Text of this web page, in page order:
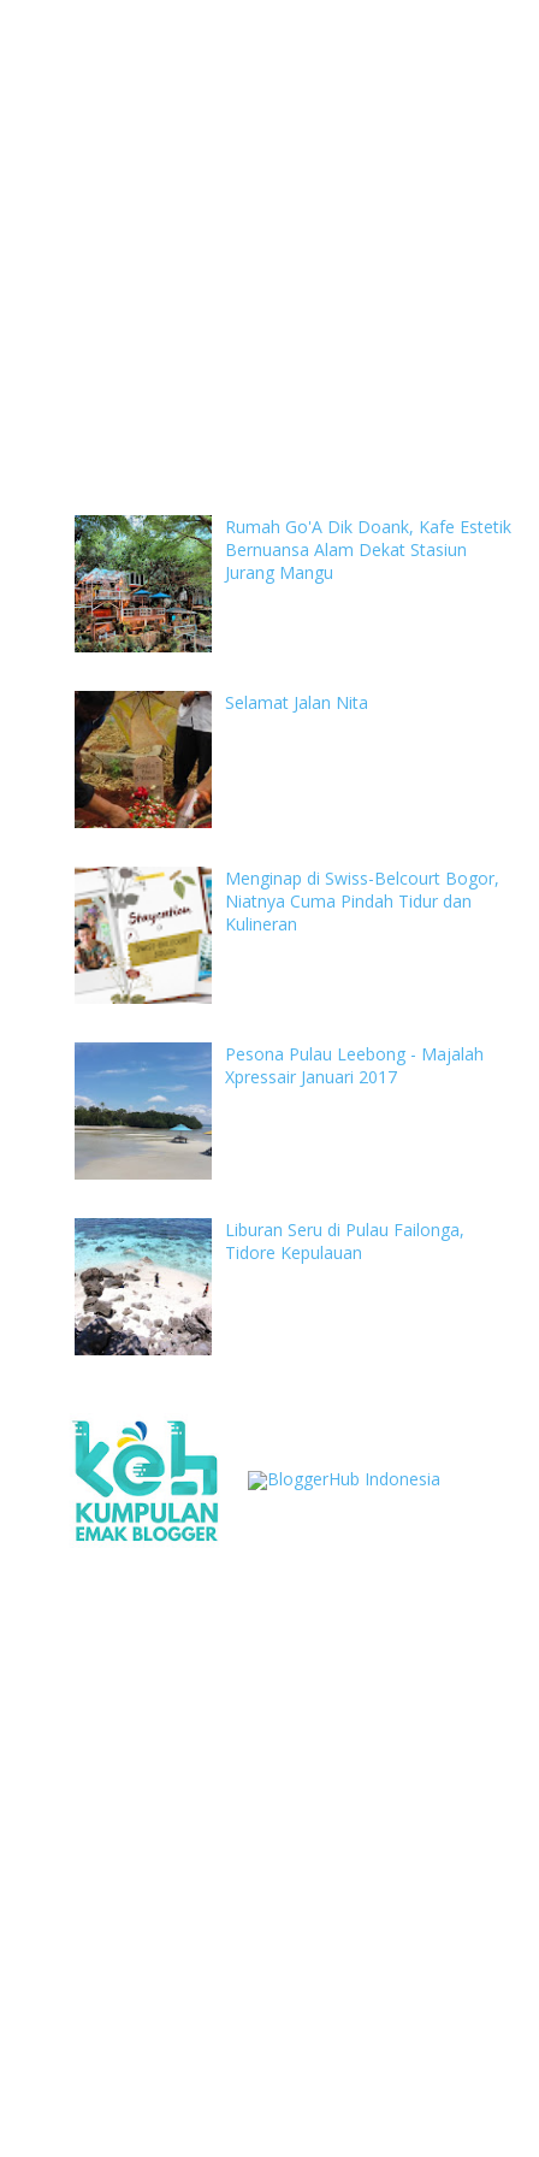
Rumah Go'A Dik Doank, Kafe Estetik
Bernuansa Alam Dekat Stasiun
Jurang Mangu
Selamat Jalan Nita
Menginap di Swiss-Belcourt Bogor,
Niatnya Cuma Pindah Tidur dan
Kulineran
Pesona Pulau Leebong - Majalah
Xpressair Januari 2017
Liburan Seru di Pulau Failonga,
Tidore Kepulauan